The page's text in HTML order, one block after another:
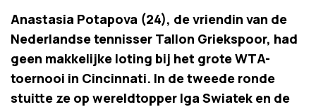
Anastasia Potapova (24), de vriendin van de
Nederlandse tennisser Tallon Griekspoor, had
geen makkelijke loting bij het grote WTA-
toernooi in Cincinnati. In de tweede ronde
stuitte ze op wereldtopper Iga Swiatek en de